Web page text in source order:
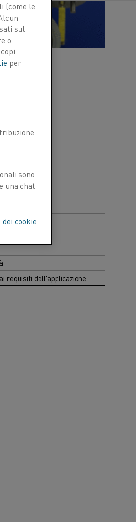
requisiti dell'applicazione
(come le
sul
o
per
sono
una chat
cookie